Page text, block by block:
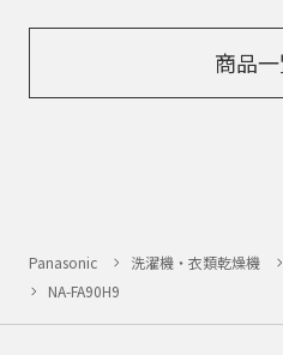
商品
Panasonic 洗濯機・衣類乾燥機
NA-FA90H9